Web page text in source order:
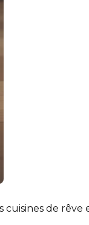
cuisines de rêve